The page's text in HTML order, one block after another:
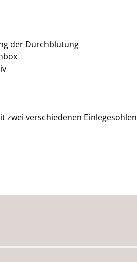
der Durchblutung
zwei verschiedenen Einlegesohlen